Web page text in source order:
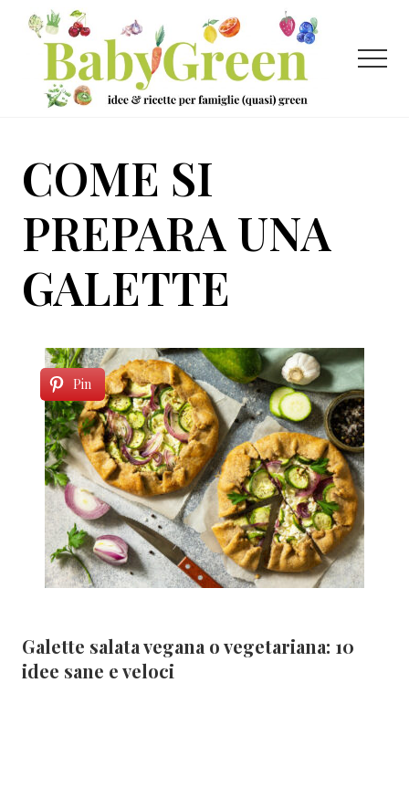
Menu
Passa
contenuto
principale
Passa
ricette
per
famiglie
(quasi)
green
Menu
COME SI
PREPARA UNA
GALETTE
Pin
Galette salata vegana o vegetariana: 10
idee sane e veloci